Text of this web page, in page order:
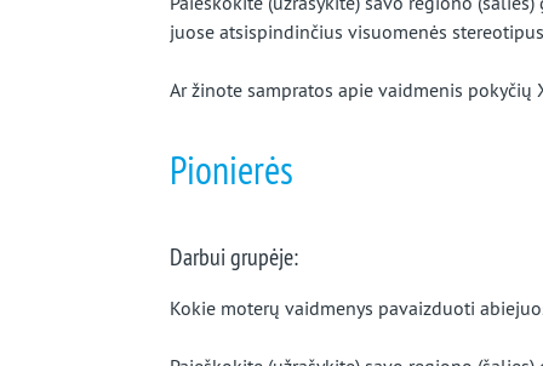
juose atsispindinčius visuomenės
Ar žinote sampratos apie vaidmenis pokyčių
Pionierės
Darbui grupėje:
Kokie moterų vaidmenys pavaizduoti